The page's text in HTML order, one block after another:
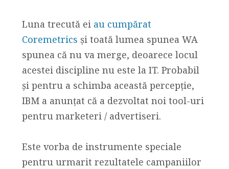
Luna trecută ei au cumpărat
Coremetrics și toată lumea spunea WA
spunea că nu va merge, deoarece locul
acestei discipline nu este la IT. Probabil
și pentru a schimba această percepție,
IBM a anunțat că a dezvoltat noi tool-uri
pentru marketeri / advertiseri.
Este vorba de instrumente speciale
pentru urmarit rezultatele campaniilor